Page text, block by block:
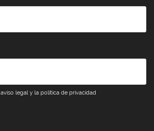
aviso legal y la política de privacidad